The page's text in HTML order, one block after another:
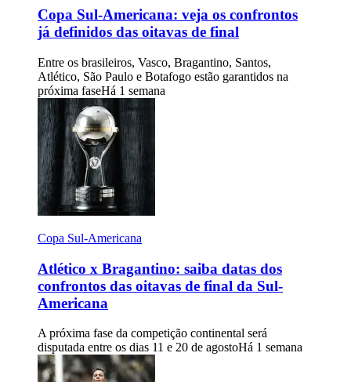
Copa Sul-Americana: veja os confrontos
já definidos das oitavas de final
Entre os brasileiros, Vasco, Bragantino, Santos,
Atlético, São Paulo e Botafogo estão garantidos na
próxima faseHá 1 semana
Copa Sul-Americana
Atlético x Bragantino: saiba datas dos
confrontos das oitavas de final da Sul-
Americana
A próxima fase da competição continental será
disputada entre os dias 11 e 20 de agostoHá 1 semana